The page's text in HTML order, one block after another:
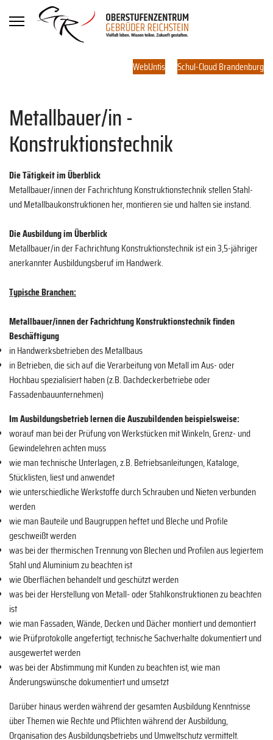
WebUntis Schul-Cloud Brandenburg
Metallbauer/in -
Konstruktionstechnik
Die Tätigkeit im Überblick
Metallbauer/innen der Fachrichtung Konstruktionstechnik stellen Stahl-
und Metallbaukonstruktionen her, montieren sie und halten sie instand.
Die Ausbildung im Überblick
Metallbauer/in der Fachrichtung Konstruktionstechnik ist ein 3,5-jähriger
anerkannter Ausbildungsberuf im Handwerk.
Typische Branchen:
Metallbauer/innen der Fachrichtung Konstruktionstechnik finden
Beschäftigung
in Handwerksbetrieben des Metallbaus
in Betrieben, die sich auf die Verarbeitung von Metall im Aus- oder
Hochbau spezialisiert haben (z.B. Dachdeckerbetriebe oder
Fassadenbauunternehmen)
Im Ausbildungsbetrieb lernen die Auszubildenden beispielsweise:
worauf man bei der Prüfung von Werkstücken mit Winkeln, Grenz- und
Gewindelehren achten muss
wie man technische Unterlagen, z.B. Betriebsanleitungen, Kataloge,
Stücklisten, liest und anwendet
wie unterschiedliche Werkstoffe durch Schrauben und Nieten verbunden
werden
wie man Bauteile und Baugruppen heftet und Bleche und Profile
geschweißt werden
was bei der thermischen Trennung von Blechen und Profilen aus legiertem
Stahl und Aluminium zu beachten ist
wie Oberflächen behandelt und geschützt werden
was bei der Herstellung von Metall- oder Stahlkonstruktionen zu beachten
ist
wie man Fassaden, Wände, Decken und Dächer montiert und demontiert
wie Prüfprotokolle angefertigt, technische Sachverhalte dokumentiert und
ausgewertet werden
was bei der Abstimmung mit Kunden zu beachten ist, wie man
Änderungswünsche dokumentiert und umsetzt
Darüber hinaus werden während der gesamten Ausbildung Kenntnisse
über Themen wie Rechte und Pflichten während der Ausbildung,
Organisation des Ausbildungsbetriebs und Umweltschutz vermittelt.